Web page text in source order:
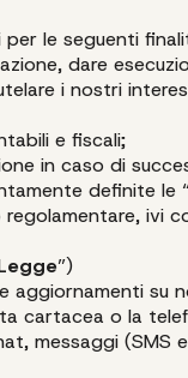
le seguenti
dare
i nostri
e fiscali;
in caso di
definite le
ivi
”)
aggiornamenti
cartacea o la
messaggi